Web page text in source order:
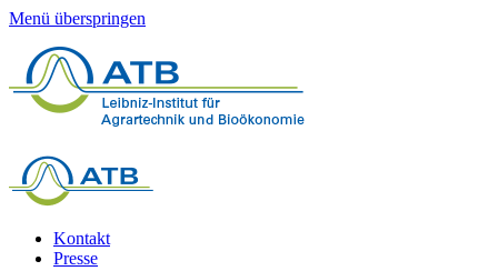
Menü überspringen
Kontakt
Presse